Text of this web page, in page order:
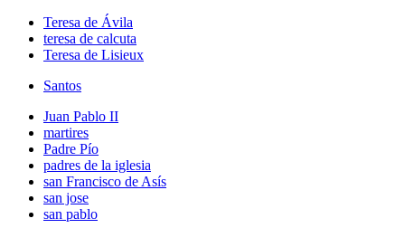
Teresa de Ávila
teresa de calcuta
Teresa de Lisieux
Santos
Juan Pablo II
martires
Padre Pío
padres de la iglesia
san Francisco de Asís
san jose
san pablo